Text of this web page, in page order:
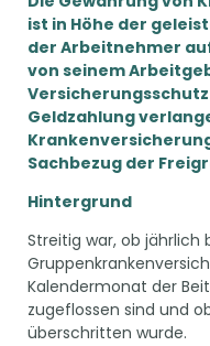
ist in Höhe der
der Arbeitnehmer
von seinem
Geldzahlung
Sachbezug der
Hintergrund
Streitig war, ob jährlich
Kalendermonat der
zugeflossen sind und
überschritten wurde.